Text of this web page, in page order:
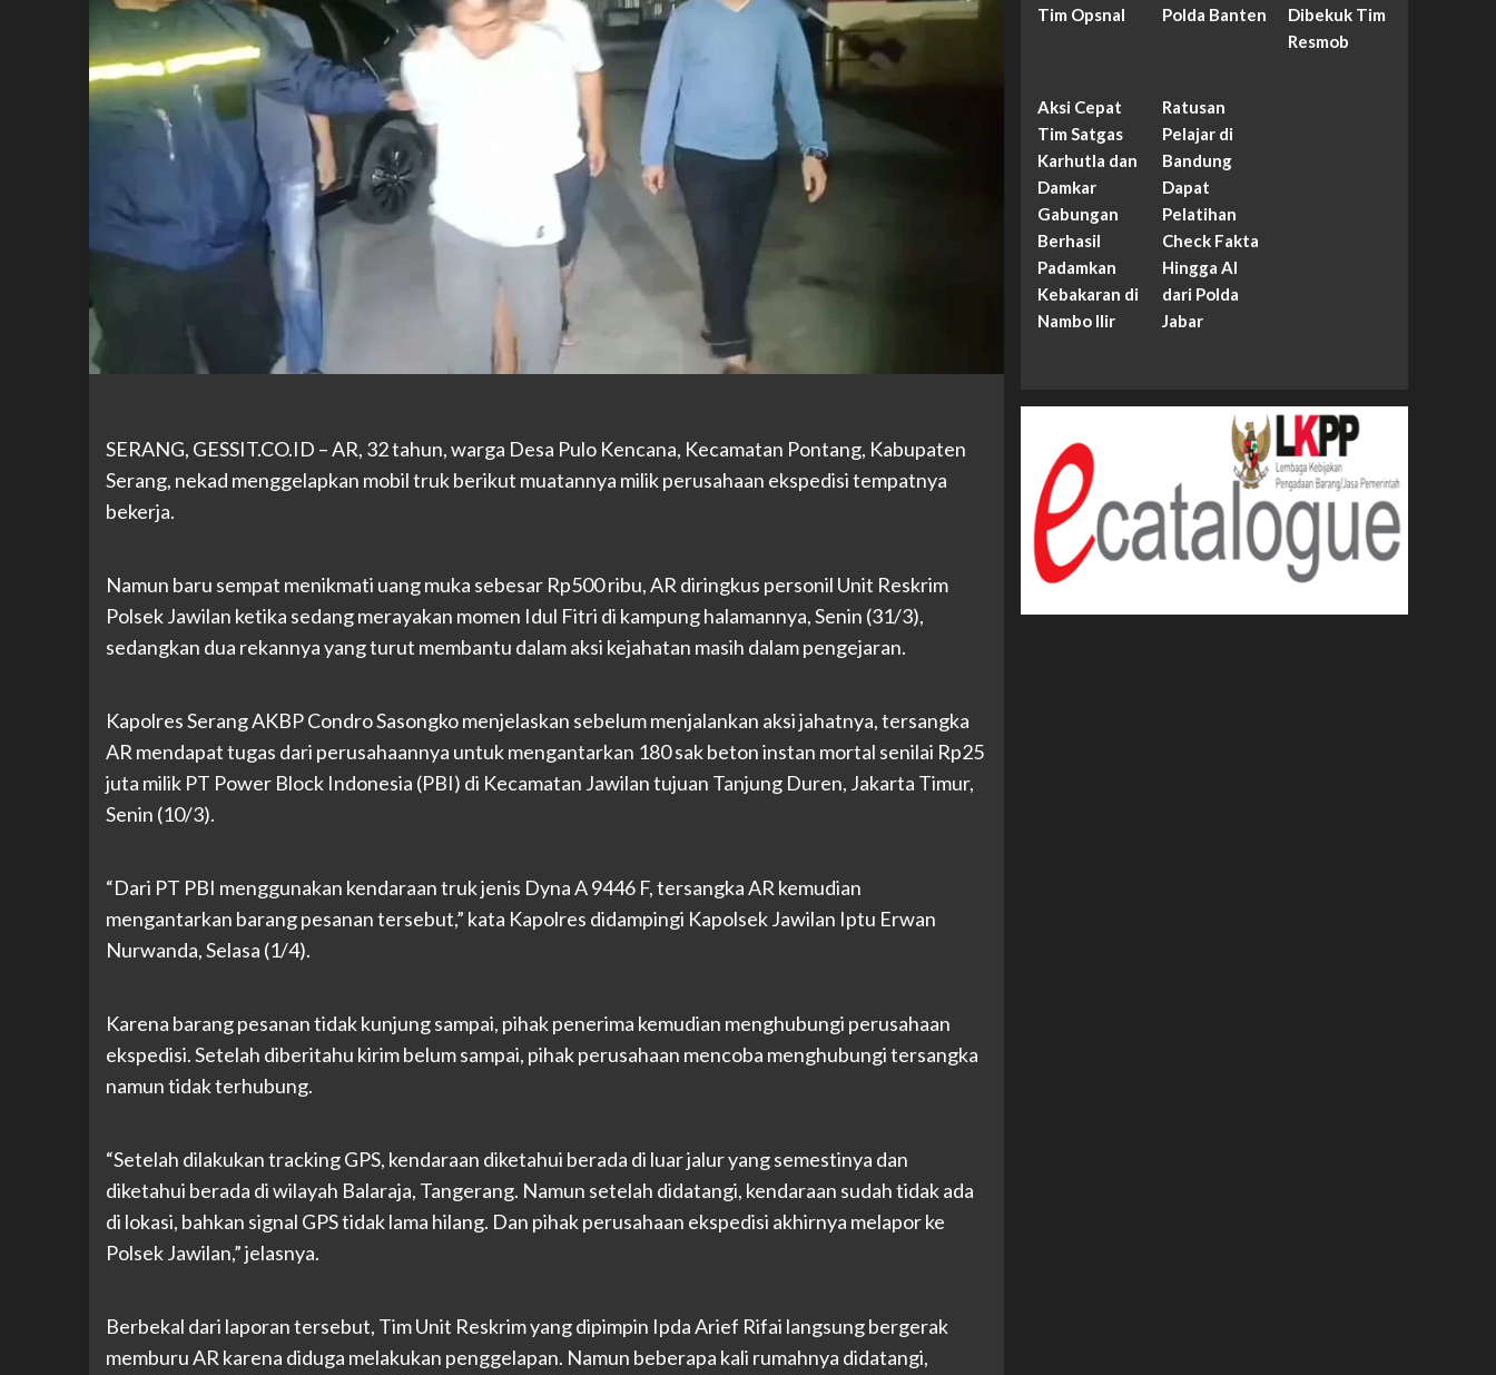
SERANG, GESSIT.CO.ID – AR, 32 tahun, warga Desa Pulo Kencana, Kecamatan Pontang, Kabupaten
Serang, nekad menggelapkan mobil truk berikut muatannya milik perusahaan ekspedisi tempatnya
bekerja.
Namun baru sempat menikmati uang muka sebesar Rp500 ribu, AR diringkus personil Unit Reskrim
Polsek Jawilan ketika sedang merayakan momen Idul Fitri di kampung halamannya, Senin (31/3),
sedangkan dua rekannya yang turut membantu dalam aksi kejahatan masih dalam pengejaran.
Kapolres Serang AKBP Condro Sasongko menjelaskan sebelum menjalankan aksi jahatnya, tersangka
AR mendapat tugas dari perusahaannya untuk mengantarkan 180 sak beton instan mortal senilai Rp25
juta milik PT Power Block Indonesia (PBI) di Kecamatan Jawilan tujuan Tanjung Duren, Jakarta Timur,
Senin (10/3).
“Dari PT PBI menggunakan kendaraan truk jenis Dyna A 9446 F, tersangka AR kemudian
mengantarkan barang pesanan tersebut,” kata Kapolres didampingi Kapolsek Jawilan Iptu Erwan
Nurwanda, Selasa (1/4).
Karena barang pesanan tidak kunjung sampai, pihak penerima kemudian menghubungi perusahaan
ekspedisi. Setelah diberitahu kirim belum sampai, pihak perusahaan mencoba menghubungi tersangka
namun tidak terhubung.
“Setelah dilakukan tracking GPS, kendaraan diketahui berada di luar jalur yang semestinya dan
diketahui berada di wilayah Balaraja, Tangerang. Namun setelah didatangi, kendaraan sudah tidak ada
di lokasi, bahkan signal GPS tidak lama hilang. Dan pihak perusahaan ekspedisi akhirnya melapor ke
Polsek Jawilan,” jelasnya.
Berbekal dari laporan tersebut, Tim Unit Reskrim yang dipimpin Ipda Arief Rifai langsung bergerak
memburu AR karena diduga melakukan penggelapan. Namun beberapa kali rumahnya didatangi,
Tim Opsnal
Polda Banten
Dibekuk Tim
Resmob
Aksi Cepat
Tim Satgas
Karhutla dan
Damkar
Gabungan
Berhasil
Padamkan
Kebakaran di
Nambo Ilir
Ratusan
Pelajar di
Bandung
Dapat
Pelatihan
Check Fakta
Hingga AI
dari Polda
Jabar